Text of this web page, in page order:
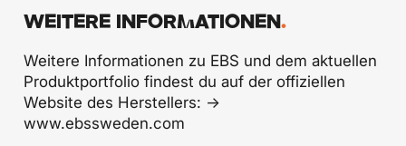
WEITERE INFORMATIONEN.
Weitere Informationen zu EBS und dem aktuellen
Produktportfolio findest du auf der offiziellen
Website des Herstellers: →
www.ebssweden.com